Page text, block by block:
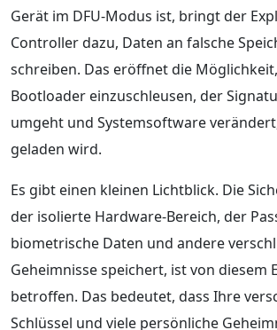
Gerät im DFU-Modus ist, bringt der
Controller dazu, Daten an falsche
schreiben. Das eröffnet die
Bootloader einzuschleusen, der
umgeht und Systemsoftware
geladen wird.
Es gibt einen kleinen Lichtblick. Die
der isolierte Hardware-Bereich, der
biometrische Daten und andere
Geheimnisse speichert, ist von diesem
betroffen. Das bedeutet, dass Ihre
Schlüssel und viele persönliche